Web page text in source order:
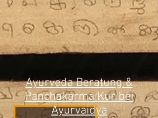
Ayurveda Beratung &
Panchakarma Kur bei
Ayurvaidya